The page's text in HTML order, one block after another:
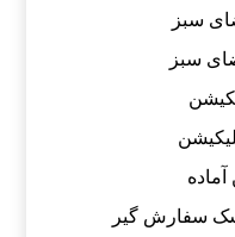
سبز
سبز
آماده
سفارش گیر